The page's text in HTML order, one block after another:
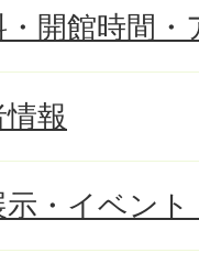
・開館時間・
報
示・イベント